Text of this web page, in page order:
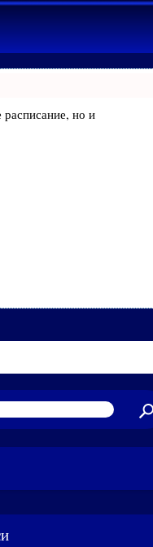
расписание, но и